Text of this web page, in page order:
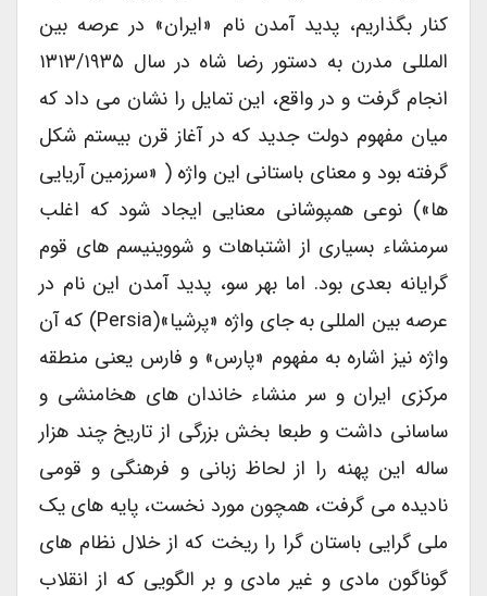
کنار بگذاریم، پدید آمدن نام «ایران» در عرصه بین
المللی مدرن به دستور رضا شاه در سال ۱۳۱۳/۱۹۳۵
انجام گرفت و در واقع، این تمایل را نشان می داد که
میان مفهوم دولت جدید که در آغاز قرن بیستم شکل
گرفته بود و معنای باستانی این واژه ( «سرزمین آریایی
ها») نوعی همپوشانی معنایی ایجاد شود که اغلب
سرمنشاء بسیاری از اشتباهات و شووینیسم های قوم
گرایانه بعدی بود. اما بهر سو، پدید آمدن این نام در
عرصه بین المللی به جای واژه «پرشیا»(persia) که آن
واژه نیز اشاره به مفهوم «پارس» و فارس یعنی منطقه
مرکزی ایران و سر منشاء خاندان های هخامنشی و
ساسانی داشت و طبعا بخش بزرگی از تاریخ چند هزار
ساله این پهنه را از لحاظ زبانی و فرهنگی و قومی
نادیده می گرفت، همچون مورد نخست، پایه های یک
ملی گرایی باستان گرا را ریخت که از خلال نظام های
گوناگون مادی و غیر مادی و بر الگویی که از انقلاب